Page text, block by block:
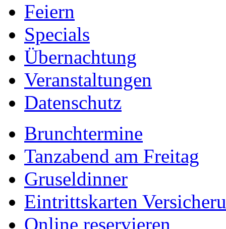
Feiern
Specials
Übernachtung
Veranstaltungen
Datenschutz
Brunchtermine
Tanzabend am Freitag
Gruseldinner
Eintrittskarten
Online reservieren